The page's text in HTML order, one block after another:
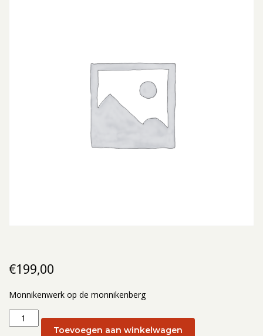
€199,00
Monnikenwerk op de monnikenberg
Monnikenwerk
op
Toevoegen aan winkelwagen